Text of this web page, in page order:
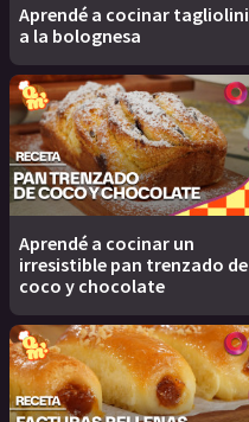
Aprendé a cocinar tagliolini
a la bolognesa
Aprendé a cocinar un
irresistible pan trenzado de
coco y chocolate